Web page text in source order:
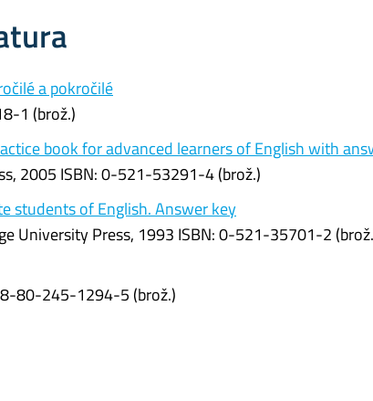
a pokročilé
1 (brož.)
book for advanced learners of English with
2005 ISBN: 0-521-53291-4 (brož.)
students of English. Answer key
University Press, 1993 ISBN: 0-521-35701-2
80-245-1294-5 (brož.)